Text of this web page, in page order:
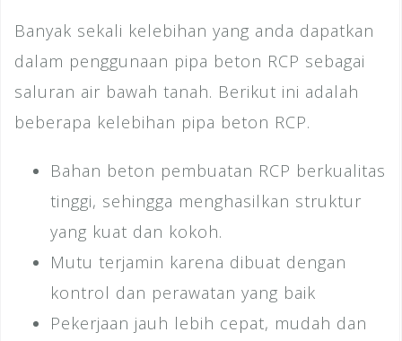
Banyak sekali kelebihan yang anda dapatkan
dalam penggunaan pipa beton RCP sebagai
saluran air bawah tanah. Berikut ini adalah
beberapa kelebihan pipa beton RCP.
Bahan beton pembuatan RCP berkualitas
tinggi, sehingga menghasilkan struktur
yang kuat dan kokoh.
Mutu terjamin karena dibuat dengan
kontrol dan perawatan yang baik
Pekerjaan jauh lebih cepat, mudah dan